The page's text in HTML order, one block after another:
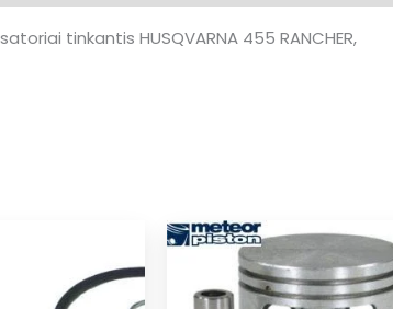
tinkantis HUSQVARNA 455 RANCHER,